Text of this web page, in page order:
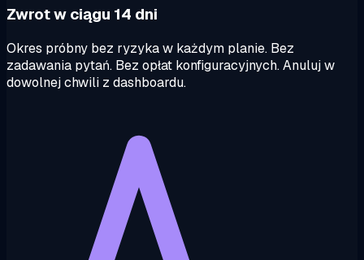
Zwrot w ciągu 14 dni
Okres próbny bez ryzyka w każdym planie. Bez
zadawania pytań. Bez opłat konfiguracyjnych. Anuluj w
dowolnej chwili z dashboardu.